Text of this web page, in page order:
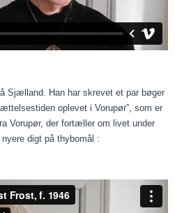
Sjælland. Han har skrevet et par bøger
oplevet i Vorupør”, som er
Vorupør, der fortæller om livet under
digt på thybomål :